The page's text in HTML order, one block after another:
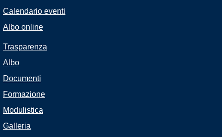
Calendario eventi
Albo online
Trasparenza
Albo
Documenti
Formazione
Modulistica
Galleria